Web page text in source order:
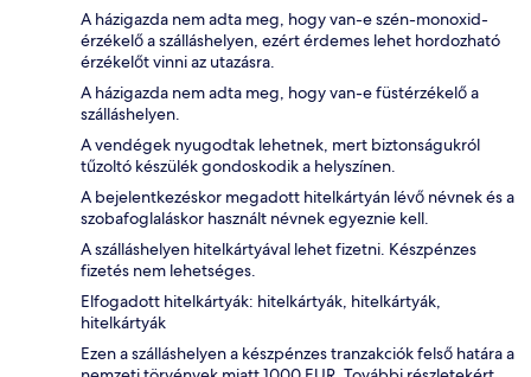
A házigazda nem adta meg, hogy van-e szén-monoxid-
érzékelő a szálláshelyen, ezért érdemes lehet hordozható
érzékelőt vinni az utazásra.
A házigazda nem adta meg, hogy van-e füstérzékelő a
szálláshelyen.
A vendégek nyugodtak lehetnek, mert biztonságukról
tűzoltó készülék gondoskodik a helyszínen.
A bejelentkezéskor megadott hitelkártyán lévő névnek és a
szobafoglaláskor használt névnek egyeznie kell.
A szálláshelyen hitelkártyával lehet fizetni. Készpénzes
fizetés nem lehetséges.
Elfogadott hitelkártyák: hitelkártyák, hitelkártyák,
hitelkártyák
Ezen a szálláshelyen a készpénzes tranzakciók felső határa a